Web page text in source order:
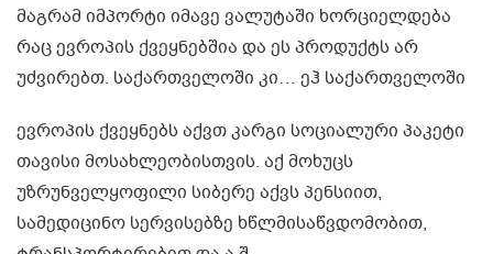
მაგრამ იმპორტი იმავე ვალუტაში ხორციელდება
რაც ევროპის ქვეყნებშია და ეს პროდუქტს არ
უძვირებთ. საქართველოში კი… ეჰ საქართველოში
ევროპის ქვეყნებს აქვთ კარგი სოციალური პაკეტი
თავისი მოსახლეობისთვის. აქ მოხუცს
უზრუნველყოფილი სიბერე აქვს პენსიით,
სამედიცინო სერვისებზე ხწლმისაწვდომობით,